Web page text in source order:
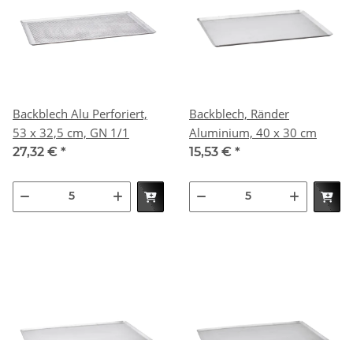
Backblech Alu Perforiert,
53 x 32,5 cm, GN 1/1
27,32 € *
Backblech, Ränder
Aluminium, 40 x 30 cm
15,53 € *